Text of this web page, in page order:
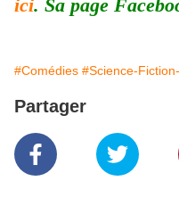
ici. Sa page
#Comédies #Science-
Partager